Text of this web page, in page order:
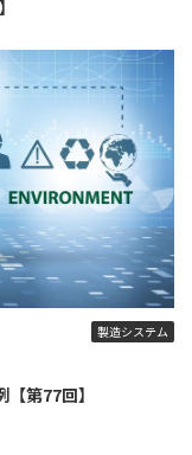
製造システム
第77回】